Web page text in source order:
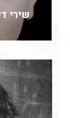
שירי